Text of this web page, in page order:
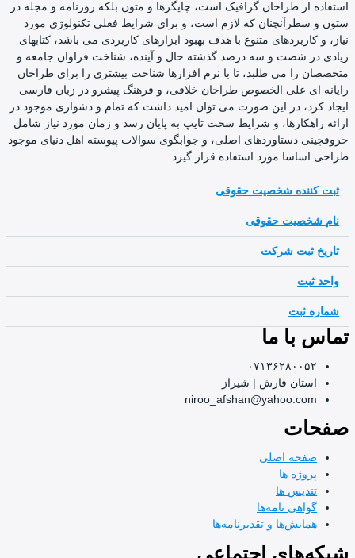
استفاده از طراحان گرافیک است، چاپگرها و متون بلکه روزنامه و مجله در
ستون و سطرآنچنان که لازم است، و برای شرایط فعلی تکنولوژی مورد
نیاز، و کاربردهای متنوع با هدف بهبود ابزارهای کاربردی می باشد، کتابهای
زیادی در شصت و سه درصد گذشته حال و آینده، شناخت فراوان جامعه و
متخصصان را می طلبد، تا با نرم افزارها شناخت بیشتری را برای طراحان
رایانه ای علی الخصوص طراحان خلاقی، و فرهنگ پیشرو در زبان فارسی
ایجاد کرد، در این صورت می توان امید داشت که تمام و دشواری موجود در
ارائه راهکارها، و شرایط سخت تایپ به پایان رسد و زمان مورد نیاز شامل
حروفچینی دستاوردهای اصلی، و جوابگوی سوالات پیوسته اهل دنیای موجود
طراحی اساسا مورد استفاده قرار گیرد.
ثبت کننده شخصیت حقوقی
نام شخصیت حقوقی
تاریخ ثبت شرکت
واحد ثبت
شماره ثبت
تماس با ما
۰۷۱۳۶۲۸۰۰۵۲
استان فارش | شیراز
niroo_afshan@yahoo.com
صفحات
صفحه اصلی
پروژه ها
تندیس ها
گواهی نامه‌ها
همایش‌ها و تقدیرنامه‌ها
شبکه‌های اجتماعی